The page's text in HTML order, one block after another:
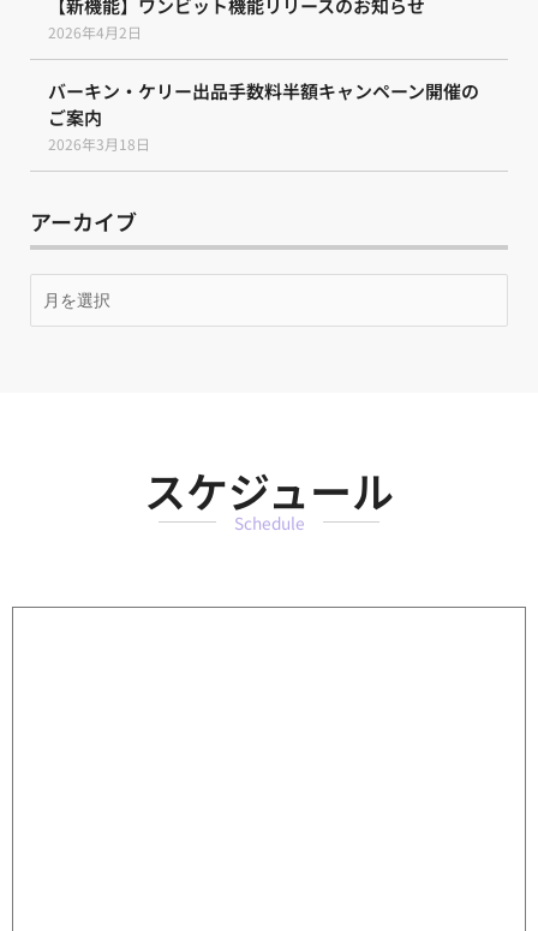
【新機能】ワンビット機能リリースのお知らせ
2026年4月2日
バーキン・ケリー出品手数料半額キャンペーン開催の
ご案内
2026年3月18日
アーカイブ
ア
スケジュール
Schedule